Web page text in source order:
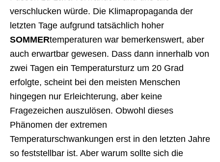
verschlucken würde. Die Klimapropaganda der
letzten Tage aufgrund tatsächlich hoher
SOMMERtemperaturen war bemerkenswert, aber
auch erwartbar gewesen. Dass dann innerhalb von
zwei Tagen ein Temperatursturz um 20 Grad
erfolgte, scheint bei den meisten Menschen
hingegen nur Erleichterung, aber keine
Fragezeichen auszulösen. Obwohl dieses
Phänomen der extremen
Temperaturschwankungen erst in den letzten Jahre
so feststellbar ist. Aber warum sollte sich die